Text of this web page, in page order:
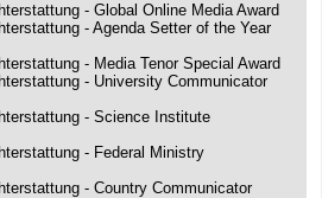
- Global Online Media Award
- Agenda Setter of the Year
- Media Tenor Special Award
- University Communicator
- Science Institute
- Federal Ministry
- Country Communicator